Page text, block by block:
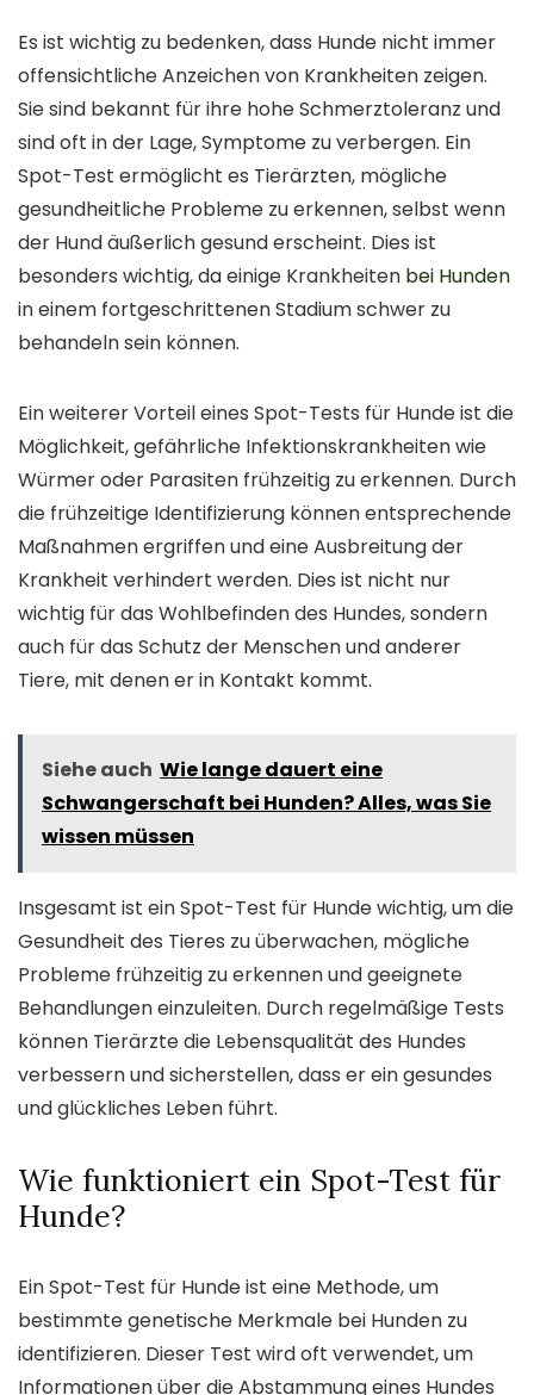
Es ist wichtig zu bedenken, dass Hunde nicht immer
offensichtliche Anzeichen von Krankheiten zeigen.
Sie sind bekannt für ihre hohe Schmerztoleranz und
sind oft in der Lage, Symptome zu verbergen. Ein
Spot-Test ermöglicht es Tierärzten, mögliche
gesundheitliche Probleme zu erkennen, selbst wenn
der Hund äußerlich gesund erscheint. Dies ist
besonders wichtig, da einige Krankheiten bei Hunden
in einem fortgeschrittenen Stadium schwer zu
behandeln sein können.
Ein weiterer Vorteil eines Spot-Tests für Hunde ist die
Möglichkeit, gefährliche Infektionskrankheiten wie
Würmer oder Parasiten frühzeitig zu erkennen. Durch
die frühzeitige Identifizierung können entsprechende
Maßnahmen ergriffen und eine Ausbreitung der
Krankheit verhindert werden. Dies ist nicht nur
wichtig für das Wohlbefinden des Hundes, sondern
auch für das Schutz der Menschen und anderer
Tiere, mit denen er in Kontakt kommt.
Siehe auch Wie lange dauert eine
Schwangerschaft bei Hunden? Alles, was Sie
wissen müssen
Insgesamt ist ein Spot-Test für Hunde wichtig, um die
Gesundheit des Tieres zu überwachen, mögliche
Probleme frühzeitig zu erkennen und geeignete
Behandlungen einzuleiten. Durch regelmäßige Tests
können Tierärzte die Lebensqualität des Hundes
verbessern und sicherstellen, dass er ein gesundes
und glückliches Leben führt.
Wie funktioniert ein Spot-Test für
Hunde?
Ein Spot-Test für Hunde ist eine Methode, um
bestimmte genetische Merkmale bei Hunden zu
identifizieren. Dieser Test wird oft verwendet, um
Informationen über die Abstammung eines Hundes